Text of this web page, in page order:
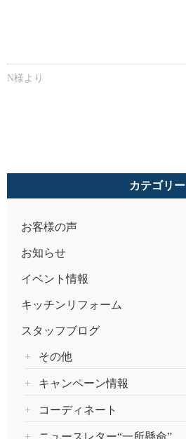
N様より
カテゴリー
お客様の声
お知らせ
イベント情報
キッチンリフォーム
スタッフブログ
その他
キャンペーン情報
コーディネート